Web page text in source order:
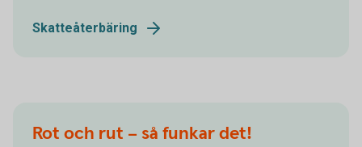
Skatteåterbäring
Rot och rut – så funkar det!